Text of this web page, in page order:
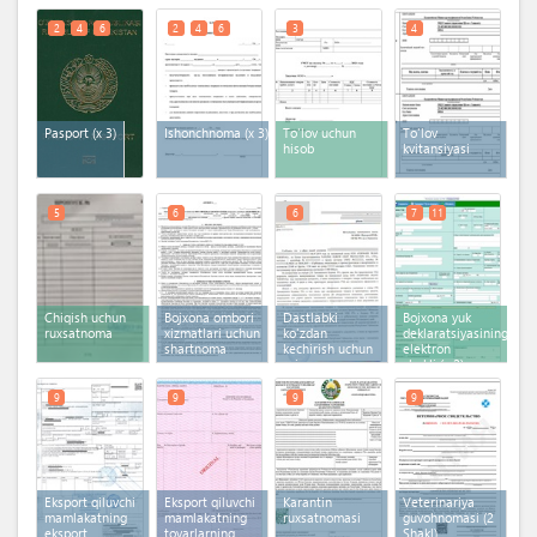
Pasport (x 3)
2 4 6
Ishonchnoma (x 3)
2 4 6
To'lov uchun
hisob
3
To'lov
kvitansiyasi
4
Chiqish uchun
ruxsatnoma
5
Bojxona ombori
xizmatlari uchun
shartnoma
6
Dastlabki
ko'zdan
kechirish uchun
ariza
6
Bojxona yuk
deklaratsiyasining
elektron
shakli(x 2)
7 11
Eksport qiluvchi
mamlakatning
eksport
9
Eksport qiluvchi
mamlakatning
tovarlarning
9
Karantin
ruxsatnomasi
9
Veterinariya
guvohnomasi (2
Shakl)
9